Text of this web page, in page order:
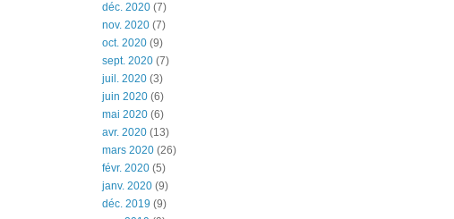
déc. 2020(7)
nov. 2020(7)
oct. 2020(9)
sept. 2020(7)
juil. 2020(3)
juin 2020(6)
mai 2020(6)
avr. 2020(13)
mars 2020(26)
févr. 2020(5)
janv. 2020(9)
déc. 2019 (9)